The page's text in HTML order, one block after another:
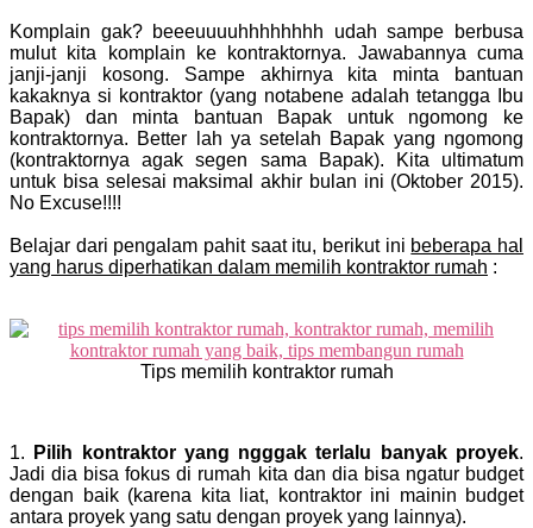
Komplain gak? beeeuuuuhhhhhhhh udah sampe berbusa
mulut kita komplain ke kontraktornya. Jawabannya cuma
janji-janji kosong. Sampe akhirnya kita minta bantuan
kakaknya si kontraktor (yang notabene adalah tetangga Ibu
Bapak) dan minta bantuan Bapak untuk ngomong ke
kontraktornya. Better lah ya setelah Bapak yang ngomong
(kontraktornya agak segen sama Bapak). Kita ultimatum
untuk bisa selesai maksimal akhir bulan ini (Oktober 2015).
No Excuse!!!!
Belajar dari pengalam pahit saat itu, berikut ini beberapa hal
yang harus diperhatikan dalam memilih kontraktor rumah :
Tips memilih kontraktor rumah
1. Pilih kontraktor yang ngggak terlalu banyak proyek.
Jadi dia bisa fokus di rumah kita dan dia bisa ngatur budget
dengan baik (karena kita liat, kontraktor ini mainin budget
antara proyek yang satu dengan proyek yang lainnya).